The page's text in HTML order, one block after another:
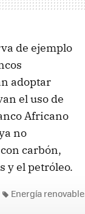
de ejemplo
adoptar
el uso de
Africano
no
carbón,
y el petróleo.
Energía